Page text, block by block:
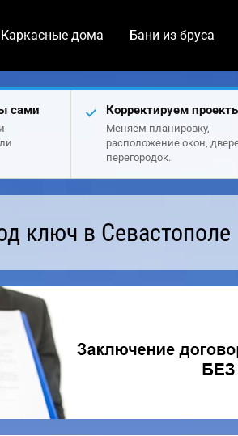
Каркасные дома Бани из бруса
сами Корректируем
Меняем планировку,
расположение окон,
перегородок.
ключ в Севастополе